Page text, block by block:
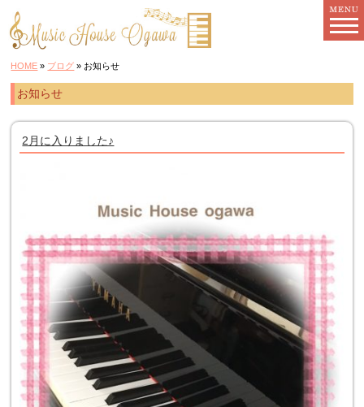
HOME » ブログ » お知らせ
お知らせ
2月に入りました♪